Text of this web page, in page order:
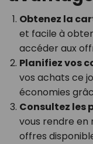
Obtenez la
et facile à
accéder aux
Planifiez vos
vos achats ce
économies
Consultez les
vous rendre en
offres